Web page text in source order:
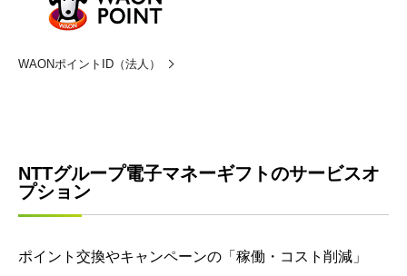
WAONポイントID（法人）
NTTグループ電子マネーギフトのサービスオ
プション
ポイント交換やキャンペーンの「稼働・コスト削減」